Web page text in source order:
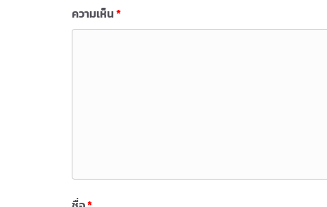
ความเห็น*